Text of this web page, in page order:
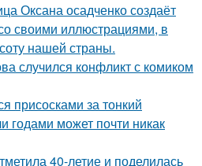
Оксана осадченко создаёт
своими иллюстрациями, в
нашей страны.
случился конфликт с комиком
присосками за тонкий
годами может почти никак
40-летие и поделилась